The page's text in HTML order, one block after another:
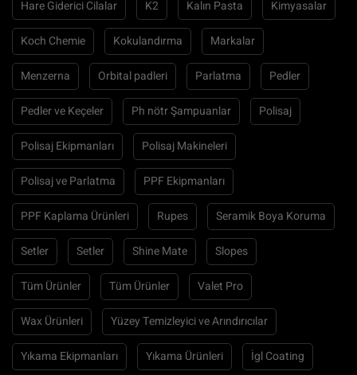
Hare Giderici Cilalar K2 Kalın Pasta Kimyasalar
Koch Chemie Kokulandırma Markalar
Menzerna Orbital padleri Parlatma Pedler
Pedler ve Keçeler Ph nötr Şampuanlar Polisaj
Polisaj Ekipmanları Polisaj Makineleri
Polisaj ve Parlatma PPF Ekipmanları
PPF Kaplama Ürünleri Rupes Seramik Boya Koruma
Setler Setler Shine Mate Slopes
Tüm Ürünler Tüm Ürünler Valet Pro
Wax Ürünleri Yüzey Temizleyici ve Arındırıcılar
Yıkama Ekipmanları Yıkama Ürünleri İgl Coating